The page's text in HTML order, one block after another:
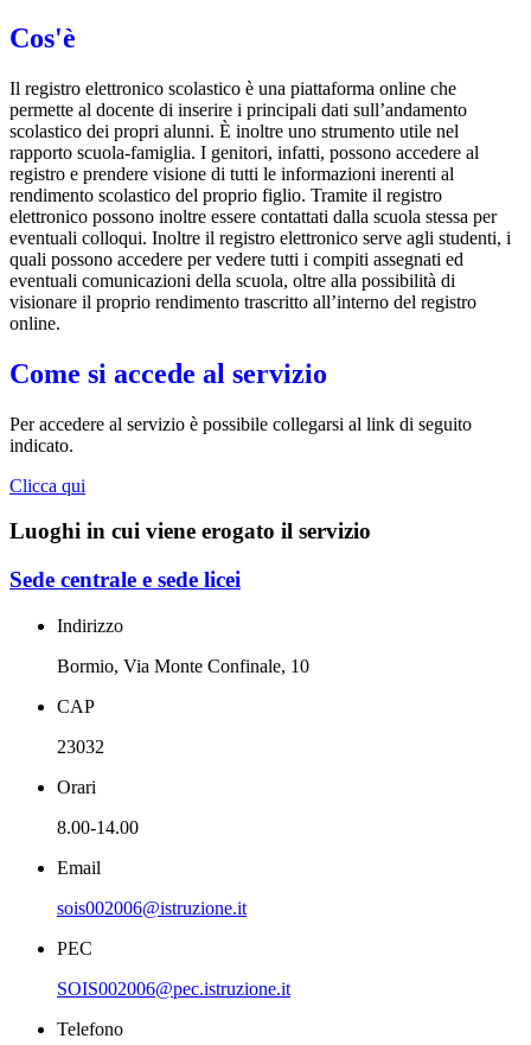
Cos'è
Il registro elettronico scolastico è una piattaforma online che
permette al docente di inserire i principali dati sull’andamento
scolastico dei propri alunni. È inoltre uno strumento utile nel
rapporto scuola-famiglia. I genitori, infatti, possono accedere al
registro e prendere visione di tutti le informazioni inerenti al
rendimento scolastico del proprio figlio. Tramite il registro
elettronico possono inoltre essere contattati dalla scuola stessa per
eventuali colloqui. Inoltre il registro elettronico serve agli studenti, i
quali possono accedere per vedere tutti i compiti assegnati ed
eventuali comunicazioni della scuola, oltre alla possibilità di
visionare il proprio rendimento trascritto all’interno del registro
online.
Come si accede al servizio
Per accedere al servizio è possibile collegarsi al link di seguito
indicato.
Clicca qui
Luoghi in cui viene erogato il servizio
Sede centrale e sede licei
Indirizzo
Bormio, Via Monte Confinale, 10
CAP
23032
Orari
8.00-14.00
Email
sois002006@istruzione.it
PEC
SOIS002006@pec.istruzione.it
Telefono